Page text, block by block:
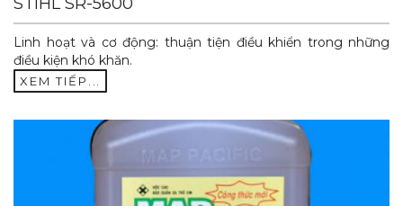
Linh hoạt và cơ động: thuận tiện điều khiển trong những
điều kiện khó khăn.
XEM TIẾP...